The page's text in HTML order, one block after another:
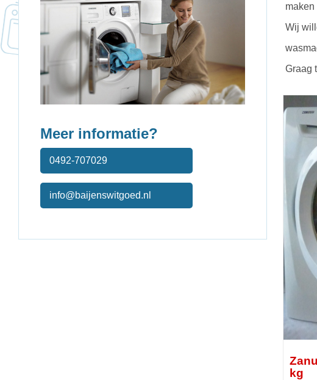
Meer informatie?
0492-707029
info@baijenswitgoed.nl
Wij
Graag
kg